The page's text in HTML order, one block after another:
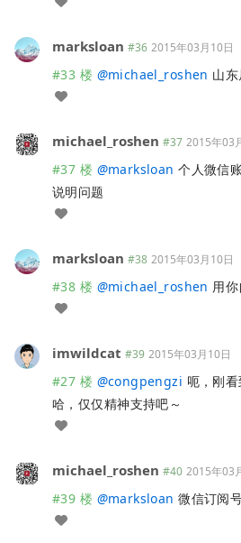
marksloan #36 2015年03月10日
#33 楼 @michael_roshen 山
michael_roshen #37 2015年03
#37 楼 @marksloan 个人微信
说明问题
marksloan #38 2015年03月10日
#38 楼 @michael_roshen 用
imwildcat #39 2015年03月10日
#27 楼 @congpengzi 呃，刚
哈，仅仅精神支持吧～
michael_roshen #40 2015年03
#39 楼 @marksloan 微信订阅